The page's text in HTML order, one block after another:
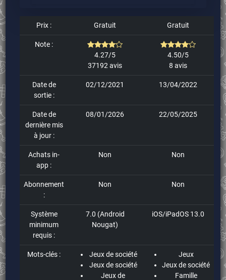
Prix : Gratuit Gratuit
Note :
4.27/5
37192 avis
4.50/5
8 avis
Date de
sortie :
02/12/2021 13/04/2022
Date de
dernière mis
à jour :
08/01/2026 22/05/2025
Achats in-
app :
Non Non
Abonnement
:
Non Non
Système
minimum
requis :
7.0 (Android
Nougat)
iOS/iPadOS 13.0
Mots-clés :
Jeux de société
Jeux de société
Jeux de
Jeux
Jeux de société
Famille